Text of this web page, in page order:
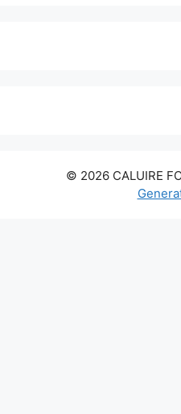
© 2026 CALUIRE